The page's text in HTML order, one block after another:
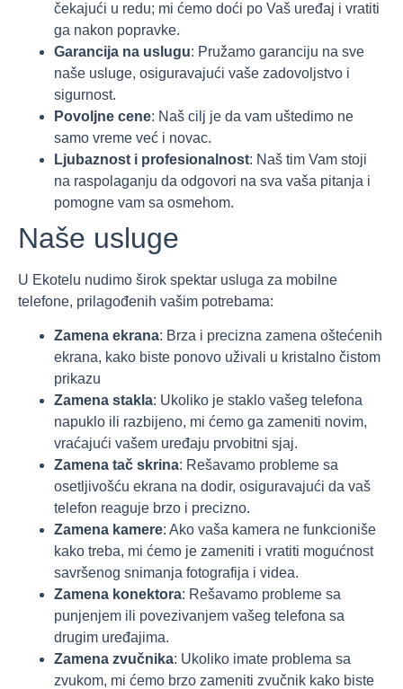
čekajući u redu; mi ćemo doći po Vaš uređaj i vratiti
ga nakon popravke.
Garancija na uslugu: Pružamo garanciju na sve
naše usluge, osiguravajući vaše zadovoljstvo i
sigurnost.
Povoljne cene: Naš cilj je da vam uštedimo ne
samo vreme već i novac.
Ljubaznost i profesionalnost: Naš tim Vam stoji
na raspolaganju da odgovori na sva vaša pitanja i
pomogne vam sa osmehom.
Naše usluge
U Ekotelu nudimo širok spektar usluga za mobilne
telefone, prilagođenih vašim potrebama:
Zamena ekrana: Brza i precizna zamena oštećenih
ekrana, kako biste ponovo uživali u kristalno čistom
prikazu
Zamena stakla: Ukoliko je staklo vašeg telefona
napuklo ili razbijeno, mi ćemo ga zameniti novim,
vraćajući vašem uređaju prvobitni sjaj.
Zamena tač skrina: Rešavamo probleme sa
osetljivošću ekrana na dodir, osiguravajući da vaš
telefon reaguje brzo i precizno.
Zamena kamere: Ako vaša kamera ne funkcioniše
kako treba, mi ćemo je zameniti i vratiti mogućnost
savršenog snimanja fotografija i videa.
Zamena konektora: Rešavamo probleme sa
punjenjem ili povezivanjem vašeg telefona sa
drugim uređajima.
Zamena zvučnika: Ukoliko imate problema sa
zvukom, mi ćemo brzo zameniti zvučnik kako biste